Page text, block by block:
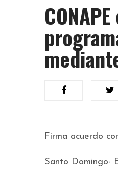
Firma acuerdo
Santo Domingo-